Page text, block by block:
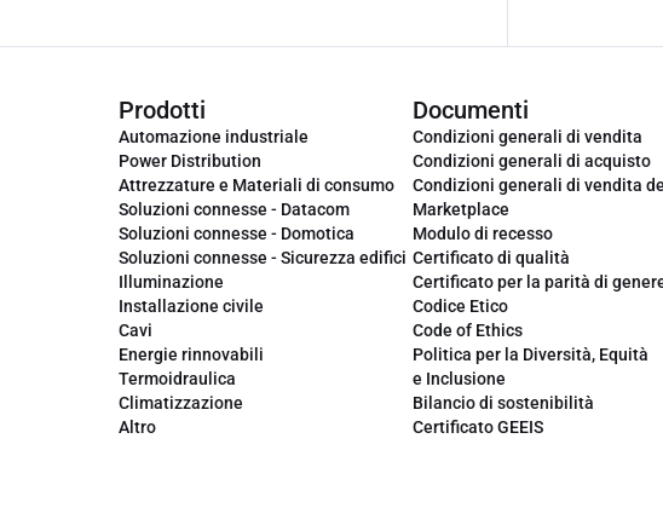
Prodotti
Automazione industriale
Power Distribution
Attrezzature e Materiali di consumo
Soluzioni connesse - Datacom
Soluzioni connesse - Domotica
Soluzioni connesse - Sicurezza edifici
Illuminazione
Installazione civile
Cavi
Energie rinnovabili
Termoidraulica
Climatizzazione
Altro
Documenti
Condizioni generali di vendita
Condizioni generali di acquisto
Condizioni generali di vendita del
Marketplace
Modulo di recesso
Certificato di qualità
Certificato per la parità di
Codice Etico
Code of Ethics
Politica per la Diversità, Equità
e Inclusione
Bilancio di sostenibilità
Certificato GEEIS